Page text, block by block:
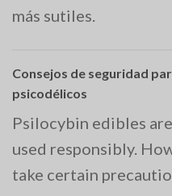
más sutiles.
Consejos de seguridad
psicodélicos
Psilocybin edibles
used responsibly.
take certain